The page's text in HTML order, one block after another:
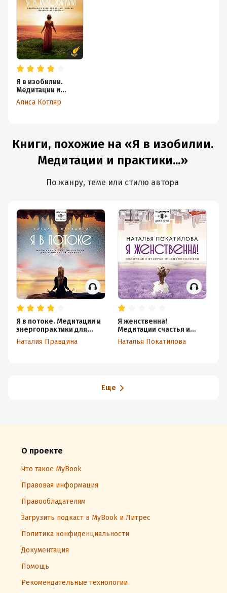
Я в изобилии.
Медитации и
практики для
достижения
Алиса Котляр
Книги, похожие на «Я в изобилии.
Медитации и практики...»
По жанру, теме или стилю автора
Я в потоке. Медитации и
энергопрактики для
исполнения желаний
Наталия Правдина
Я женственна!
Медитации счастья и
наполненности
Наталья Покатилова
Еще
О проекте
Что такое MyBook
Правовая информация
Правообладателям
Загрузить подкаст в MyBook и Литрес
Политика конфиденциальности
Документация
Помощь
Рекомендательные технологии